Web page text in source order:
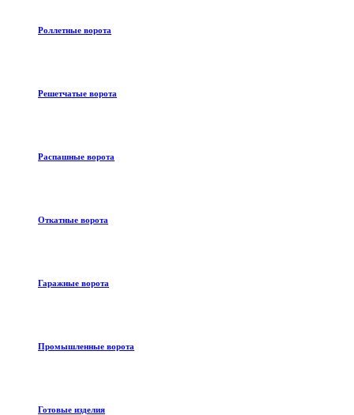
Роллетные ворота
Решетчатые ворота
Распашные ворота
Откатные ворота
Гаражные ворота
Промышленные ворота
Готовые изделия